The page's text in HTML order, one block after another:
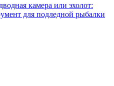
камера или эхолот:
для подледной рыбалки